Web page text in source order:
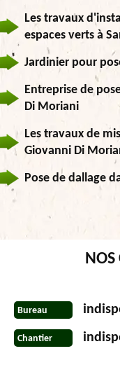
Les travaux
espaces verts à
Jardinier pour
Entreprise de
Di Moriani
Les travaux de
Giovanni Di
Pose de dallage
NOS
Bureau
Chantier